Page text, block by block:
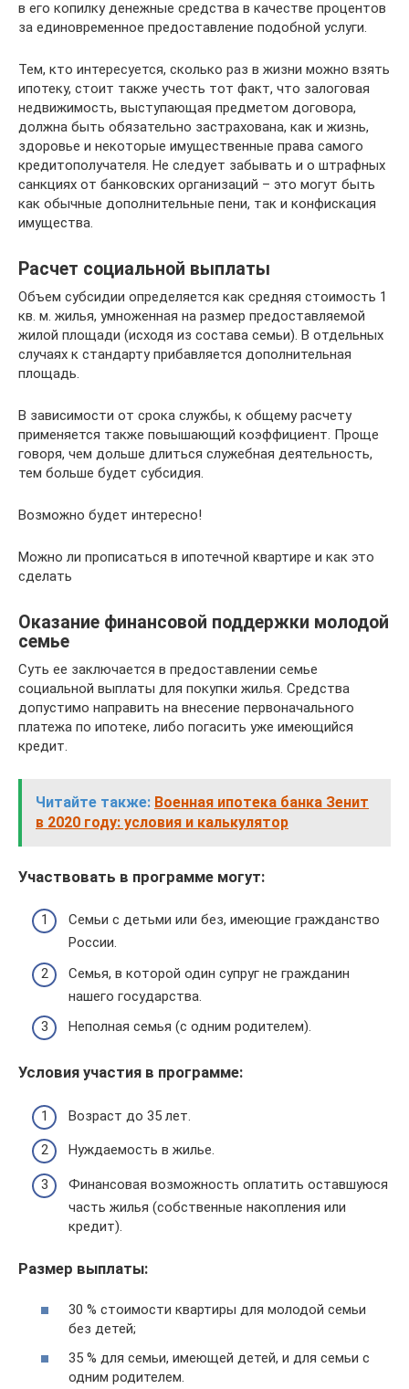
в его копилку денежные средства в качестве процентов
за единовременное предоставление подобной услуги.
Тем, кто интересуется, сколько раз в жизни можно взять
ипотеку, стоит также учесть тот факт, что залоговая
недвижимость, выступающая предметом договора,
должна быть обязательно застрахована, как и жизнь,
здоровье и некоторые имущественные права самого
кредитополучателя. Не следует забывать и о штрафных
санкциях от банковских организаций – это могут быть
как обычные дополнительные пени, так и конфискация
имущества.
Расчет социальной выплаты
Объем субсидии определяется как средняя стоимость 1
кв. м. жилья, умноженная на размер предоставляемой
жилой площади (исходя из состава семьи). В отдельных
случаях к стандарту прибавляется дополнительная
площадь.
В зависимости от срока службы, к общему расчету
применяется также повышающий коэффициент. Проще
говоря, чем дольше длиться служебная деятельность,
тем больше будет субсидия.
Возможно будет интересно!
Можно ли прописаться в ипотечной квартире и как это
сделать
Оказание финансовой поддержки молодой
семье
Суть ее заключается в предоставлении семье
социальной выплаты для покупки жилья. Средства
допустимо направить на внесение первоначального
платежа по ипотеке, либо погасить уже имеющийся
кредит.
Читайте также: Военная ипотека банка Зенит
в 2020 году: условия и калькулятор
Участвовать в программе могут:
Семьи с детьми или без, имеющие гражданство
России.
Семья, в которой один супруг не гражданин
нашего государства.
Неполная семья (с одним родителем).
Условия участия в программе:
Возраст до 35 лет.
Нуждаемость в жилье.
Финансовая возможность оплатить оставшуюся
часть жилья (собственные накопления или
кредит).
Размер выплаты:
30 % стоимости квартиры для молодой семьи
без детей;
35 % для семьи, имеющей детей, и для семьи с
одним родителем.